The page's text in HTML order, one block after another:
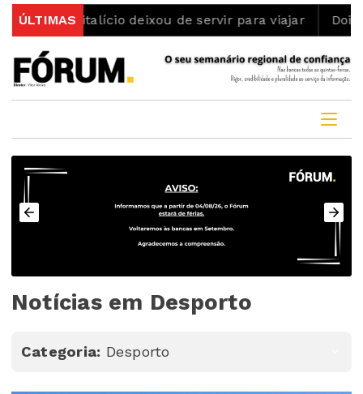
ÚLTIMASdeixou de servir para viajar Dois detidos
Notícias em Desporto
Categoria: Desporto